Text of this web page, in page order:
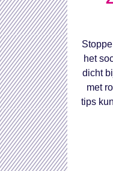
het
dicht
met
tips